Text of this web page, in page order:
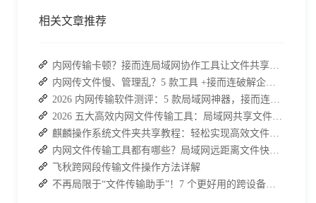
相关文章推荐
内网传输卡顿？接而连局域网协作工具让文件共享效率升级
内网传文件慢、管理乱？5 款工具 +接而连破解企业办公传输困局
2026 内网传输软件测评：5 款局域网神器，接而连凭实力 C 位出道
2026 五大高效内网文件传输工具：局域网共享文件的最佳解决方案
麒麟操作系统文件夹共享教程：轻松实现高效文件共享
内网文件传输工具都有哪些？局域网远距离文件快速传输神器
飞秋跨网段传输文件操作方法详解
不再局限于“文件传输助手”！7 个更好用的跨设备传输 App 推荐！